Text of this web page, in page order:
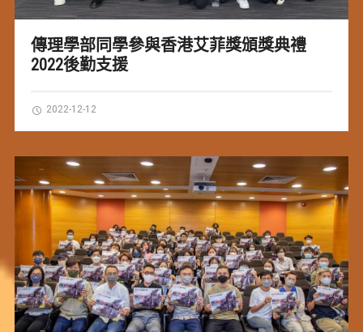
傳理學部同學參與香港艾菲獎頒獎典禮
2022後勤支援
2022-12-12